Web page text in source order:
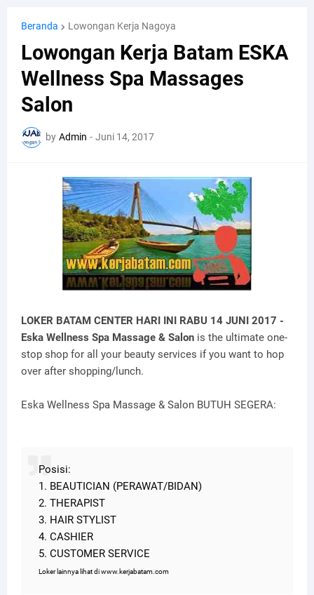
Beranda Lowongan Kerja Nagoya
Lowongan Kerja Batam ESKA
Wellness Spa Massages
Salon
by Admin - Juni 14, 2017
LOKER BATAM CENTER HARI INI RABU 14 JUNI 2017 -
Eska Wellness Spa Massage & Salon is the ultimate one-
stop shop for all your beauty services if you want to hop
over after shopping/lunch.
Eska Wellness Spa Massage & Salon BUTUH SEGERA:
Posisi:
1. BEAUTICIAN (PERAWAT/BIDAN)
2. THERAPIST
3. HAIR STYLIST
4. CASHIER
5. CUSTOMER SERVICE
Loker lainnya lihat di www.kerjabatam.com